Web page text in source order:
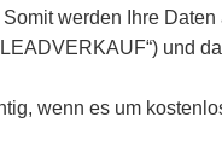
werden Ihre Daten
und
wenn es um